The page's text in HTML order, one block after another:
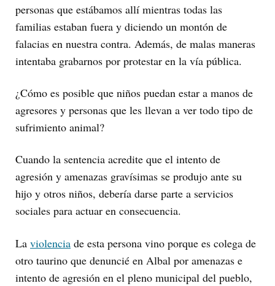
personas que estábamos allí mientras todas las
familias estaban fuera y diciendo un montón de
falacias en nuestra contra. Además, de malas maneras
intentaba grabarnos por protestar en la vía pública.
¿Cómo es posible que niños puedan estar a manos de
agresores y personas que les llevan a ver todo tipo de
sufrimiento animal?
Cuando la sentencia acredite que el intento de
agresión y amenazas gravísimas se produjo ante su
hijo y otros niños, debería darse parte a servicios
sociales para actuar en consecuencia.
La violencia de esta persona vino porque es colega de
otro taurino que denuncié en Albal por amenazas e
intento de agresión en el pleno municipal del pueblo,